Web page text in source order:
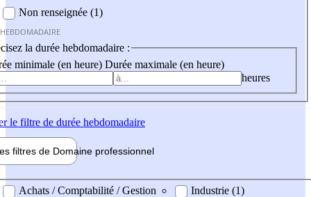
Non renseignée (1)
la durée hebdomadaire :
minimale (en heure) Durée maximale (en heure)
heures
le filtre de durée hebdomadaire
filtres de Domaine professionnel
professionel
Achats / Comptabilité / Gestion
Industrie (1)